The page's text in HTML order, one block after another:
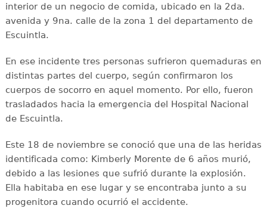
interior de un negocio de comida, ubicado en la 2da.
avenida y 9na. calle de la zona 1 del departamento de
Escuintla.
En ese incidente tres personas sufrieron quemaduras en
distintas partes del cuerpo, según confirmaron los
cuerpos de socorro en aquel momento. Por ello, fueron
trasladados hacia la emergencia del Hospital Nacional
de Escuintla.
Este 18 de noviembre se conoció que una de las heridas
identificada como: Kimberly Morente de 6 años murió,
debido a las lesiones que sufrió durante la explosión.
Ella habitaba en ese lugar y se encontraba junto a su
progenitora cuando ocurrió el accidente.